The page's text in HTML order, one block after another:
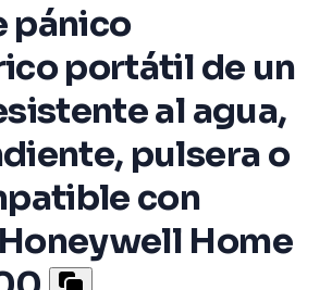
pánico
portátil de un
al agua,
pulsera o
con
Home